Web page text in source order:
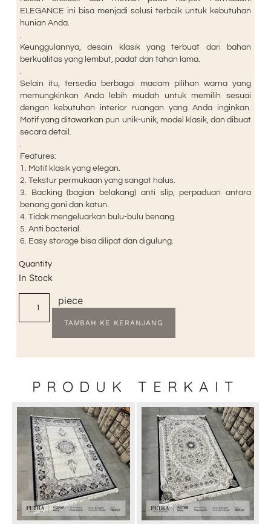
ELEGANCE ini bisa menjadi solusi terbaik untuk kebutuhan
hunian Anda.
Keunggulannya, desain klasik yang terbuat dari bahan
berkualitas yang lembut, padat dan tahan lama.
Selain itu, tersedia berbagai macam pilihan warna yang
memungkinkan Anda lebih mudah untuk memilih sesuai
dengan kebutuhan interior ruangan yang Anda inginkan.
Motif yang ditawarkan pun unik-unik, model klasik, dan dibuat
secara detail.
Features:
1. Motif klasik yang elegan.
2. Tekstur permukaan yang sangat halus.
3. Backing (bagian belakang) anti slip, perpaduan antara
benang goni dan katun.
4. Tidak mengeluarkan bulu-bulu benang.
5. Anti bacterial.
6. Easy storage bisa dilipat dan digulung.
Quantity
In Stock
piece
TAMBAH KE KERANJANG
PRODUK TERKAIT